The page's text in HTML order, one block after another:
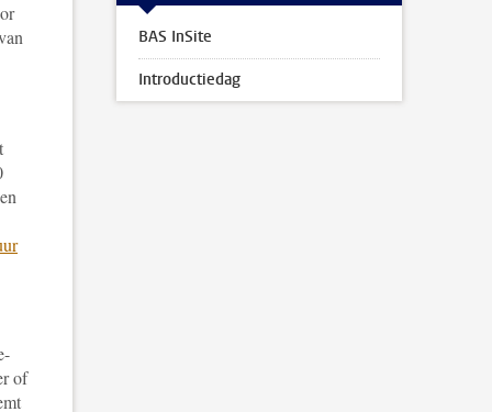
of
BAS InSite
Introductiedag